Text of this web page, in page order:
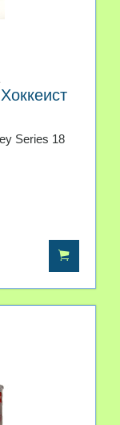
Series 18